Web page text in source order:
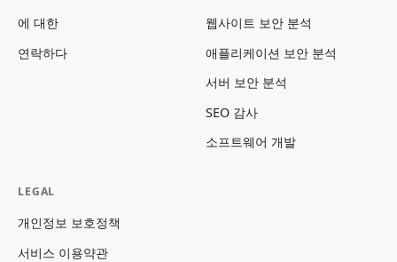
에 대한
연락하다
웹사이트 보안 분석
애플리케이션 보안 분석
서버 보안 분석
SEO 감사
소프트웨어 개발
LEGAL
개인정보 보호정책
서비스 이용약관